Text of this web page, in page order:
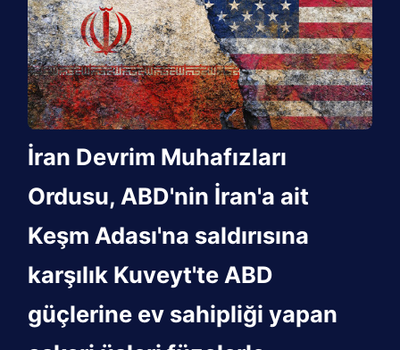
İran Devrim Muhafızları
Ordusu, ABD'nin İran'a ait
Keşm Adası'na saldırısına
karşılık Kuveyt'te ABD
güçlerine ev sahipliği yapan